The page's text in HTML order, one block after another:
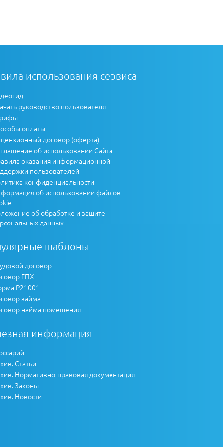
использования сервиса
руководство пользователя
оплаты
договор (оферта)
об использовании Сайта
оказания информационной
пользователей
конфиденциальности
об использовании файлов
об обработке и защите
данных
шаблоны
договор
ГПХ
Р21001
займа
найма помещения
информация
Статьи
Нормативно-правовая документация
Законы
Новости